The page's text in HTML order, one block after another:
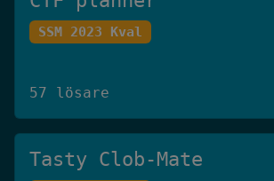
SSM 2023 Kval
57 lösare
Tasty Clob-Mate